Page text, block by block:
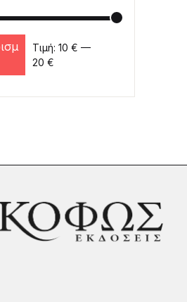
Τιμή: 10 € —
20 €